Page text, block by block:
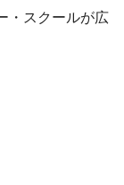
・スクールが広